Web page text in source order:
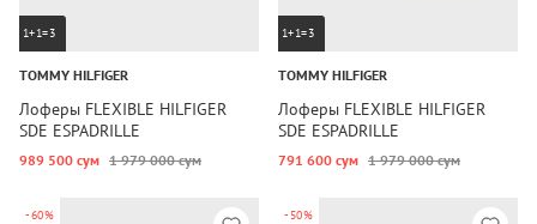
1+1=3
TOMMY HILFIGER
Лоферы FLEXIBLE HILFIGER
SDE ESPADRILLE
989 500 сум 1 979 000 сум
1+1=3
TOMMY HILFIGER
Лоферы FLEXIBLE HILFIGER
SDE ESPADRILLE
791 600 сум 1 979 000 сум
-60% -50%